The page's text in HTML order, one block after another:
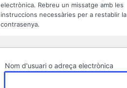
electrònica. Rebreu un missatge amb les
instruccions necessàries per a restablir la
contrasenya.
Nom d'usuari o adreça electrònica